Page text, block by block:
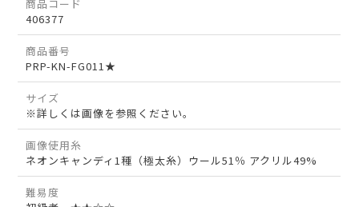
商品コード
406377
商品番号
PRP-KN-FG011★
サイズ
※詳しくは画像を参照ください。
画像使用糸
ネオンキャンディ1種（極太糸）ウール51％ アクリル49%
難易度